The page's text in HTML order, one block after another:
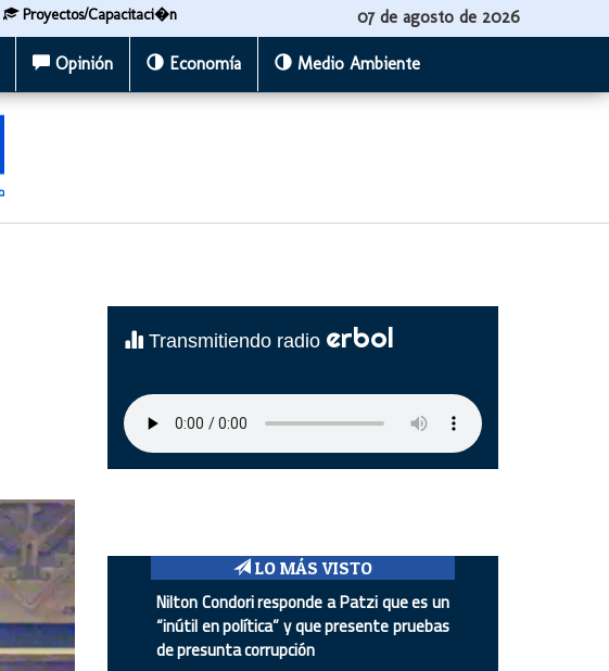
Proyectos/Capacitaci�n 07 de agosto de 2026
Opinión Economía Medio Ambiente
Transmitiendo radio erbol
LO MÁS VISTO
Nilton Condori responde a Patzi que es un
“inútil en política” y que presente pruebas
de presunta corrupción